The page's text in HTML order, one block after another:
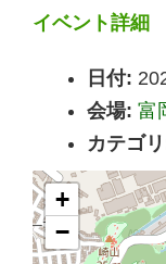
イベント詳細
日付:
会場: 富
カテゴ
+
−